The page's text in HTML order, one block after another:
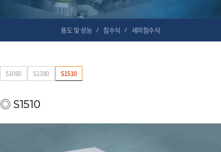
용도 및 성능 침수식 세미침수식
S1060 S1380 S1510
◎ S1510